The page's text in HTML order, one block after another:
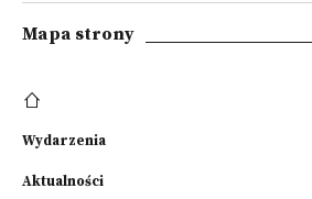
Mapa strony
Wydarzenia
Aktualności